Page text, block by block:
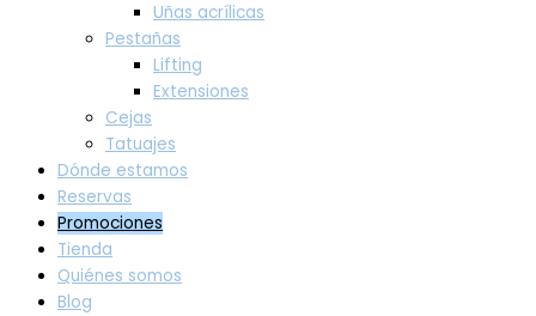
Uñas acrílicas
Pestañas
Lifting
Extensiones
Cejas
Tatuajes
Dónde estamos
Reservas
Promociones
Tienda
Quiénes somos
Blog